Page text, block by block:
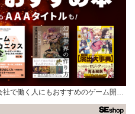
で働く人にもおすすめのゲーム開…